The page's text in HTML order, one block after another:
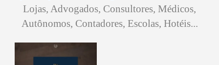
Lojas, Advogados, Consultores, Médicos,
Autônomos, Contadores, Escolas, Hotéis...